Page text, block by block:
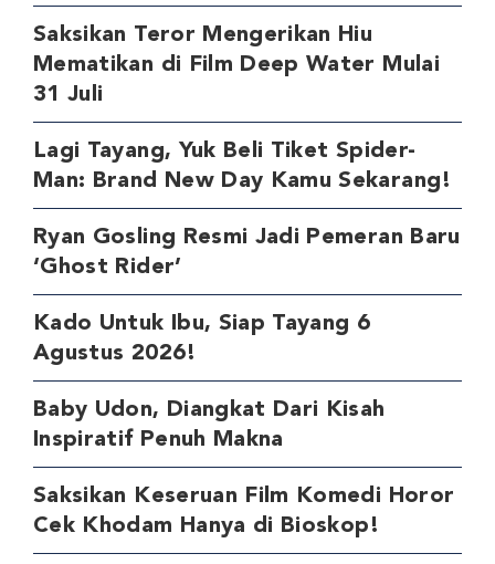
Saksikan Teror Mengerikan Hiu
Mematikan di Film Deep Water Mulai
31 Juli
Lagi Tayang, Yuk Beli Tiket Spider-
Man: Brand New Day Kamu Sekarang!
Ryan Gosling Resmi Jadi Pemeran Baru
‘Ghost Rider’
Kado Untuk Ibu, Siap Tayang 6
Agustus 2026!
Baby Udon, Diangkat Dari Kisah
Inspiratif Penuh Makna
Saksikan Keseruan Film Komedi Horor
Cek Khodam Hanya di Bioskop!